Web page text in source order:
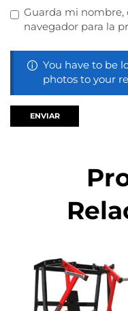
Guarda mi nombre,
navegador para la
You have to be
photos to your